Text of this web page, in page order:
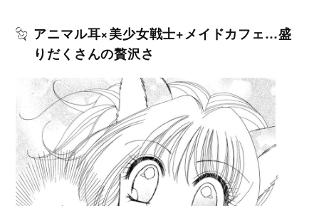
アニマル耳×美少女戦士+メイドカフェ…盛
りだくさんの贅沢さ